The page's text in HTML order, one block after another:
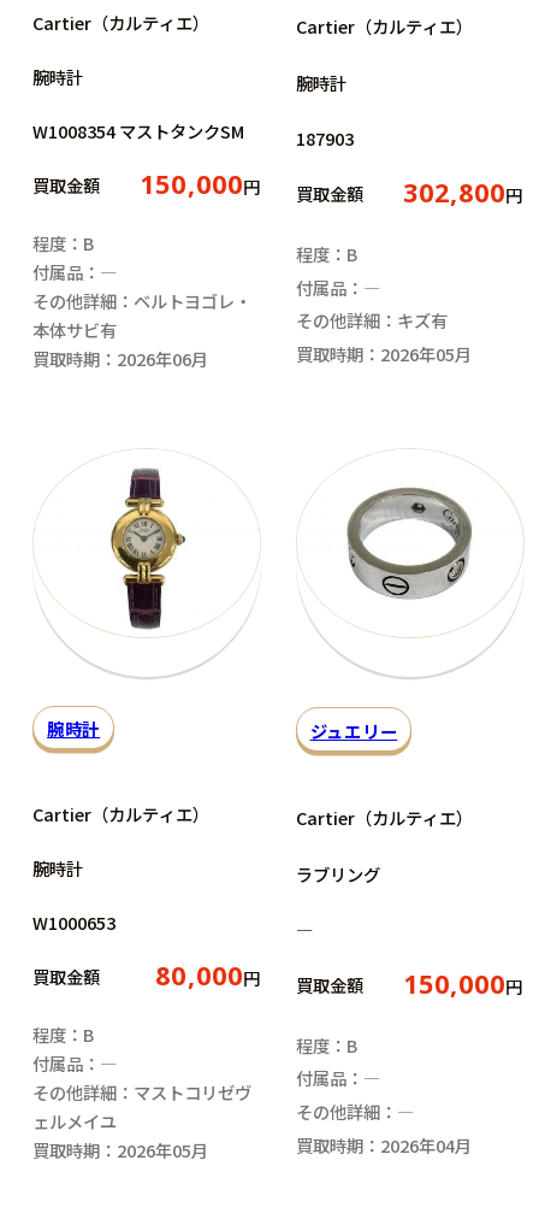
Cartier（カルティエ）
腕時計
W1008354 マストタンクSM
買取金額 150,000円
程度：B
付属品：―
その他詳細：ベルトヨゴレ・
本体サビ有
買取時期：2026年06月
Cartier（カルティエ）
腕時計
187903
買取金額 302,800円
程度：B
付属品：―
その他詳細：キズ有
買取時期：2026年05月
腕時計
Cartier（カルティエ）
腕時計
W1000653
買取金額 80,000円
程度：B
付属品：―
その他詳細：マストコリゼヴ
ェルメイユ
買取時期：2026年05月
ジュエリー
Cartier（カルティエ）
ラブリング
―
買取金額 150,000円
程度：B
付属品：―
その他詳細：―
買取時期：2026年04月